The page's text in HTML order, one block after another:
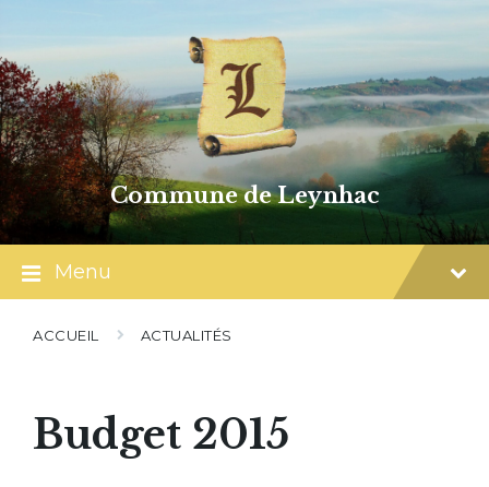
content
main
navigation
footer
Commune de Leynhac
Menu
ACCUEIL ACTUALITÉS
Budget 2015